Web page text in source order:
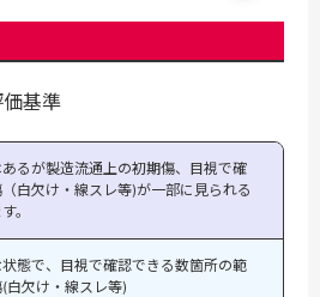
基準
るが製造流通上の初期傷、目視で確
白欠け・線スレ等)が一部に見られる
。
態で、目視で確認できる数箇所の範
白欠け・線スレ等)